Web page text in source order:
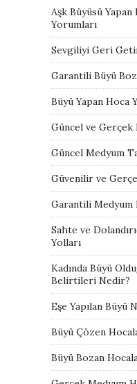
Aşk Büyüsü
Yorumları
Sevgiliyi Geri
Garantili Büyü
Büyü Yapan Hoca
Güncel ve
Güncel Medyum
Güvenilir ve
Garantili Medyum
Sahte ve
Yolları
Kadında Büyü
Belirtileri Nedir?
Eşe Yapılan Büyü
Büyü Çözen
Büyü Bozan